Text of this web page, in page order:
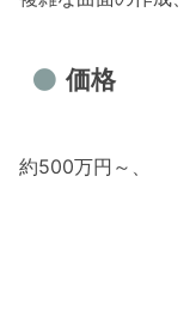
価格
約500万円～、